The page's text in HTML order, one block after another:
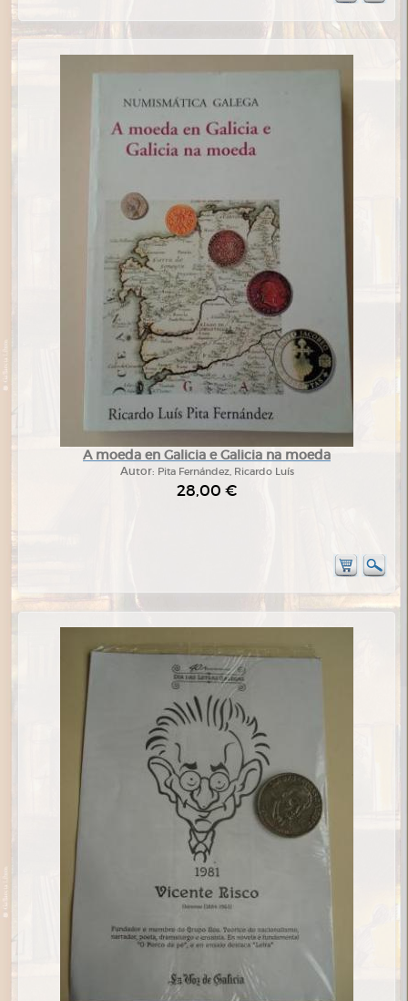
A moeda en Galicia e Galicia na moeda
Autor: Pita Fernández, Ricardo Luís
28,00 €